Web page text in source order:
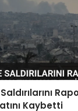
Kaybetti